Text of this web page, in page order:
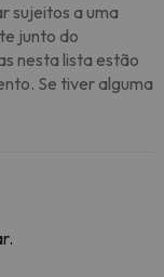
sujeitos a uma
junto do
nesta lista estão
Se tiver alguma